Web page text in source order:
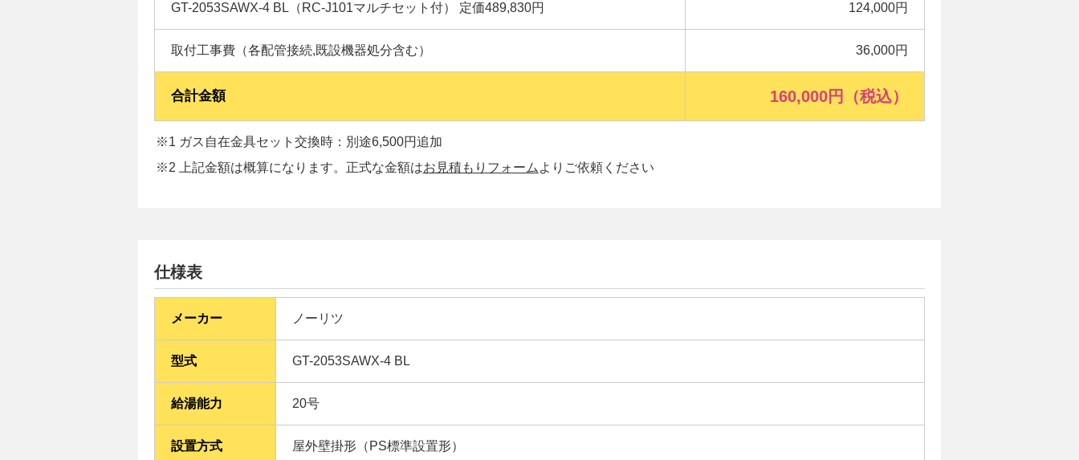
GT-2053SAWX-4 BL（RC-J101マルチセット付） 定価489,830円 124,000円
取付工事費（各配管接続,既設機器処分含む） 36,000円
合計金額 160,000円（税込）
※1 ガス自在金具セット交換時：別途6,500円追加
※2 上記金額は概算になります。正式な金額はお見積もりフォーム よりご依頼ください
仕様表
メーカー ノーリツ
型式 GT-2053SAWX-4 BL
給湯能力 20号
設置方式 屋外壁掛形（PS標準設置形）